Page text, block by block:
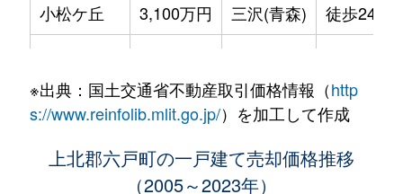
小松ケ丘
3,100万円 三沢(青森)
徒歩24分
※出典：国土交通省不動産取引価格情報（http
s://www.reinfolib.mlit.go.jp/）を加工して作成
上北郡六戸町の一戸建て売却価格推移
（2005～2023年）